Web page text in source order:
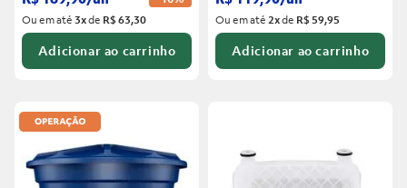
Ou em até3xde R$ 63,30
Adicionar ao carrinho
Ou em até2xde R$ 59,95
Adicionar ao carrinho